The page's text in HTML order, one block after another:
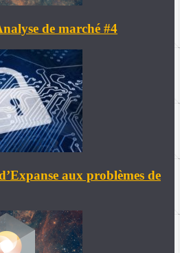
de marché #4
aux problèmes de